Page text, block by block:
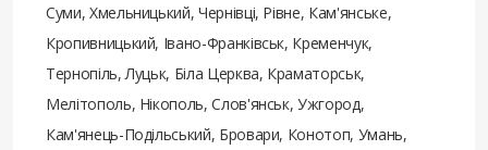
Суми, Хмельницький, Чернівці, Рівне, Кам'янське,
Кропивницький, Івано-Франківськ, Кременчук,
Тернопіль, Луцьк, Біла Церква, Краматорськ,
Мелітополь, Нікополь, Слов'янськ, Ужгород,
Кам'янець-Подільський, Бровари, Конотоп, Умань,